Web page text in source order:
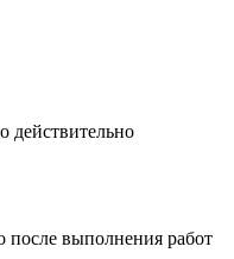
действительно
после выполнения работ